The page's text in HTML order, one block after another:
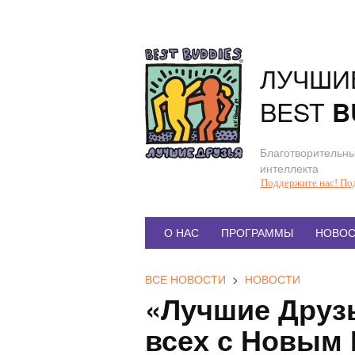
к
содержанию
BEST
интеллекта
Поддержите нас!
Главное
О НАС ПРОГРАММЫ
ВСЕ НОВОСТИ > НОВОСТИ
«Лучшие
всех с Новым